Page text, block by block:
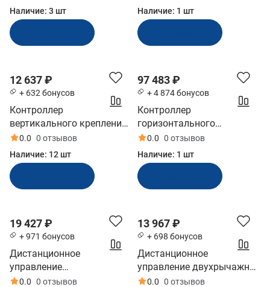
двухрычажный хром (B78)
Наличие: 3 шт
двухрычажный чёрный
(B46)
Наличие: 1 шт
12 637 ₽
+ 632 бонусов
Контроллер
вертикального крепления
Ultraflex двухрычажный
белый (B47)
0.0 0 отзывов
Наличие: 12 шт
97 483 ₽
+ 4 874 бонусов
Контроллер
горизонтального
крепления Ultraflex
двухрычажный чёрный
(B79)
0.0 0 отзывов
Наличие: 1 шт
19 427 ₽
+ 971 бонусов
Дистанционное
управление
однорычажное, Pretech
0.0 0 отзывов
13 967 ₽
+ 698 бонусов
Дистанционное
управление двухрычажное
(12411)
0.0 0 отзывов